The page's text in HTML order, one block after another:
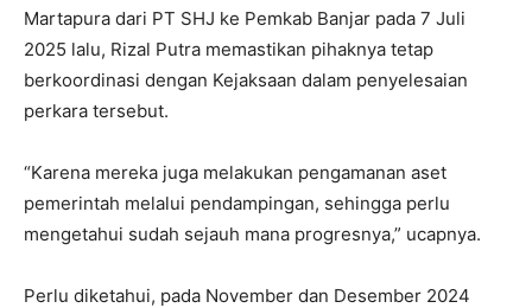
Martapura dari PT SHJ ke Pemkab Banjar pada 7 Juli
2025 lalu, Rizal Putra memastikan pihaknya tetap
berkoordinasi dengan Kejaksaan dalam penyelesaian
perkara tersebut.
“Karena mereka juga melakukan pengamanan aset
pemerintah melalui pendampingan, sehingga perlu
mengetahui sudah sejauh mana progresnya,” ucapnya.
Perlu diketahui, pada November dan Desember 2024